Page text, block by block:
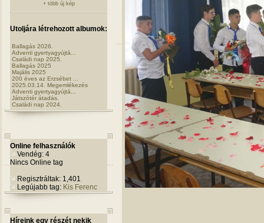
+ több új kép
Utoljára létrehozott albumok:
Ballagás 2026.
Adventi gyertyagyújtá...
Családi nap 2025.
Ballagás 2025
Majális 2025
200 éves az Erzsébet ...
2025.03.14. Megemlékezés
Adventi gyertyagyújtá...
Játszótér átadás.
Családi nap 2024.
Online felhasználók
Vendég: 4
Nincs Online tag
Regisztráltak: 1,401
Legújabb tag: Kis Ferenc
Híreink egy részét nekik